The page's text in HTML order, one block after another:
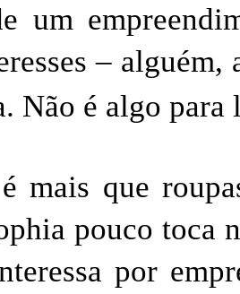
um
–
Não é algo para
mais que
pouco toca
por